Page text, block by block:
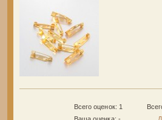
Всего оценок: 1